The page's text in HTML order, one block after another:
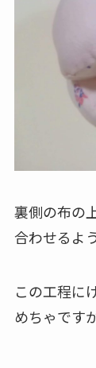
裏側の布の
合わせるよ
この工程に
めちゃです